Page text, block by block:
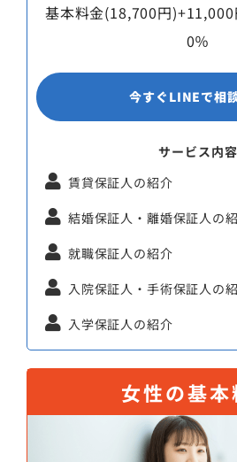
基本料金(18,700円
0％
今すぐLINEで相
サービス内容
賃貸保証人の紹介
結婚保証人・離婚保証人の
就職保証人の紹介
入院保証人・手術保証人の
入学保証人の紹介
女性の基本